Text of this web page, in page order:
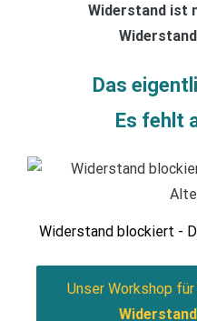
Widerstand ist
Das
Es fehlt
Widerstand blockiert -
Unser Workshop